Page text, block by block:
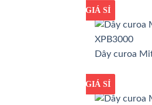
GIÁ TỐT
GIÁ SỈ
Dây curoa
GIÁ TỐT
GIÁ SỈ